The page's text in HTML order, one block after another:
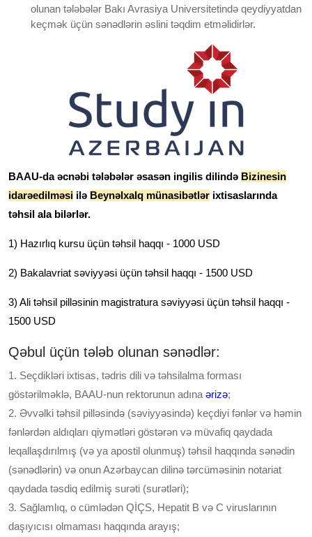
olunan tələbələr Bakı Avrasiya Universitetində qeydiyyatdan
keçmək üçün sənədlərin əslini təqdim etməlidirlər.
BAAU-da əcnəbi tələbələr əsasən ingilis dilində Bizinesin
idarəedilməsi ilə Beynəlxalq münasibətlər ixtisaslarında
təhsil ala bilərlər.
1) Hazırlıq kursu üçün təhsil haqqı - 1000 USD
2) Bakalavriat səviyyəsi üçün təhsil haqqı - 1500 USD
3) Ali təhsil pilləsinin magistratura səviyyəsi üçün təhsil haqqı -
1500 USD
Qəbul üçün tələb olunan sənədlər:
1. Seçdikləri ixtisas, tədris dili və təhsilalma forması
göstərilməklə, BAAU-nun rektorunun adına ərizə;
2. Əvvəlki təhsil pilləsində (səviyyəsində) keçdiyi fənlər və həmin
fənlərdən aldıqları qiymətləri göstərən və müvafiq qaydada
leqallaşdırılmış (və ya apostil olunmuş) təhsil haqqında sənədin
(sənədlərin) və onun Azərbaycan dilinə tərcüməsinin notariat
qaydada təsdiq edilmiş surəti (surətləri);
3. Sağlamlıq, o cümlədən QİÇS, Hepatit B və C viruslarının
daşıyıcısı olmaması haqqında arayış;